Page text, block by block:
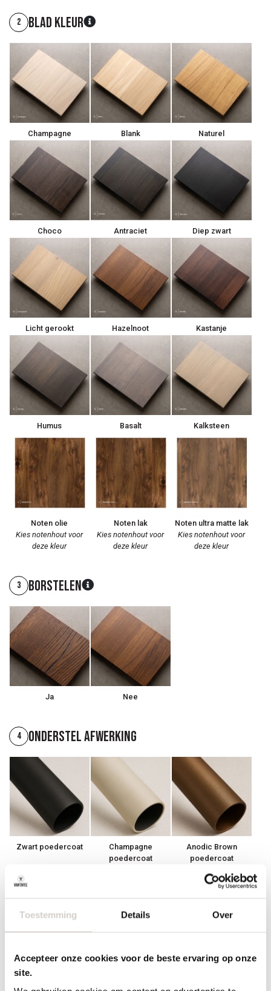
Toestemming Details Over
Accepteer onze cookies voor de beste ervaring op onze
site.
2 Blad kleur
Champagne Blank Naturel
Choco Antraciet Diep zwart
Licht gerookt Hazelnoot Kastanje
Humus Basalt Kalksteen
Noten olie
Kies notenhout voor
deze kleur
Noten lak
Kies notenhout voor
deze kleur
Noten ultra matte lak
Kies notenhout voor
deze kleur
3 Borstelen
Ja Nee
4 Onderstel afwerking
Zwart poedercoat
Champagne
poedercoat
Anodic Brown
poedercoat
Andere RAL coating